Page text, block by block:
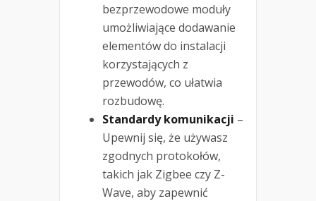
bezprzewodowe moduły
umożliwiające dodawanie
elementów do instalacji
korzystających z
przewodów, co ułatwia
rozbudowę.
Standardy komunikacji –
Upewnij się, że używasz
zgodnych protokołów,
takich jak Zigbee czy Z-
Wave, aby zapewnić